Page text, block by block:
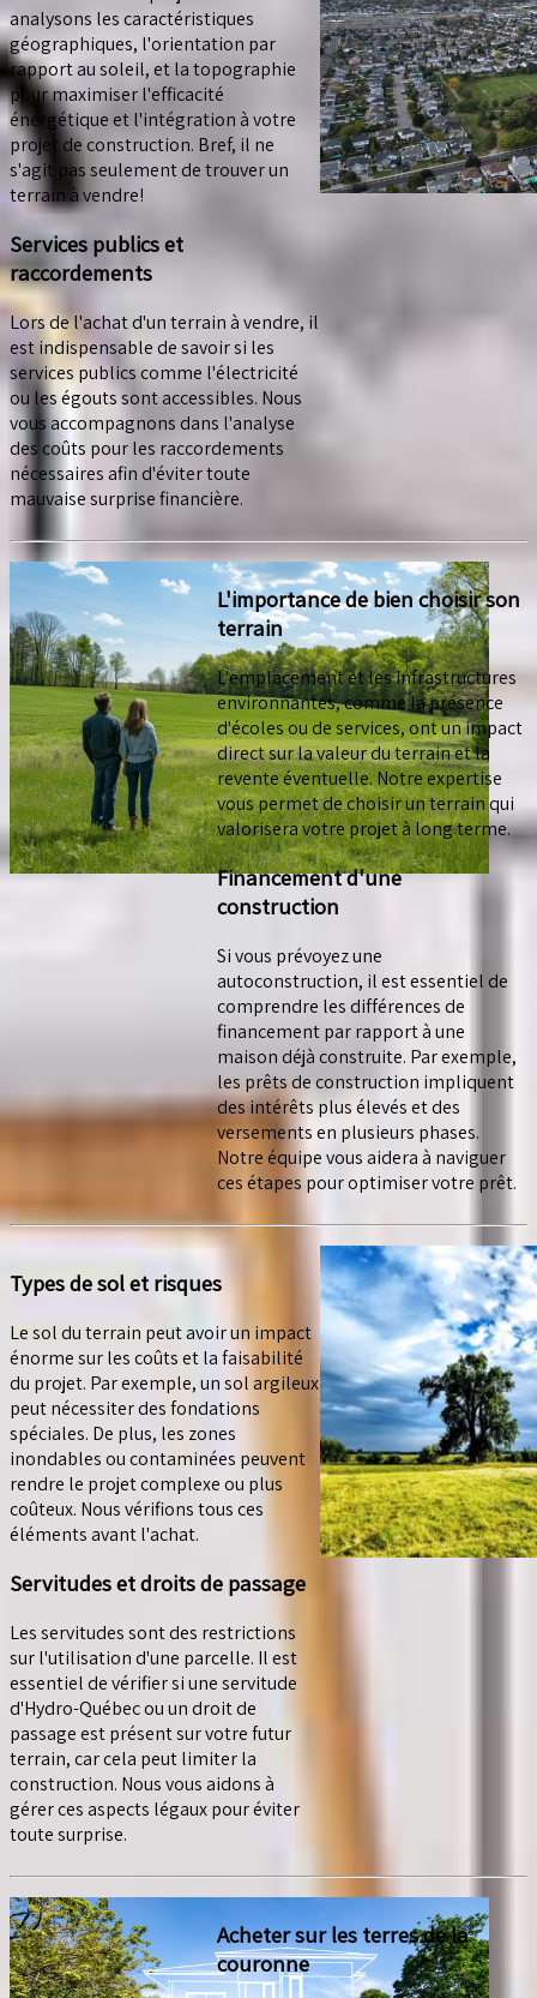
analysons les caractéristiques
géographiques, l'orientation par
rapport au soleil, et la topographie
pour maximiser l'efficacité
énergétique et l'intégration à votre
projet de construction. Bref, il ne
s'agit pas seulement de trouver un
terrain à vendre!
Services publics et
raccordements
Lors de l'achat d'un terrain à vendre, il
est indispensable de savoir si les
services publics comme l'électricité
ou les égouts sont accessibles. Nous
vous accompagnons dans l'analyse
des coûts pour les raccordements
nécessaires afin d'éviter toute
mauvaise surprise financière.
L'importance de bien choisir son
terrain
L'emplacement et les infrastructures
environnantes, comme la présence
d'écoles ou de services, ont un impact
direct sur la valeur du terrain et la
revente éventuelle. Notre expertise
vous permet de choisir un terrain qui
valorisera votre projet à long terme.
Financement d'une
construction
Si vous prévoyez une
autoconstruction, il est essentiel de
comprendre les différences de
financement par rapport à une
maison déjà construite. Par exemple,
les prêts de construction impliquent
des intérêts plus élevés et des
versements en plusieurs phases.
Notre équipe vous aidera à naviguer
ces étapes pour optimiser votre prêt.
Types de sol et risques
Le sol du terrain peut avoir un impact
énorme sur les coûts et la faisabilité
du projet. Par exemple, un sol argileux
peut nécessiter des fondations
spéciales. De plus, les zones
inondables ou contaminées peuvent
rendre le projet complexe ou plus
coûteux. Nous vérifions tous ces
éléments avant l'achat.
Servitudes et droits de passage
Les servitudes sont des restrictions
sur l'utilisation d'une parcelle. Il est
essentiel de vérifier si une servitude
d'Hydro-Québec ou un droit de
passage est présent sur votre futur
terrain, car cela peut limiter la
construction. Nous vous aidons à
gérer ces aspects légaux pour éviter
toute surprise.
Acheter sur les terres de la
couronne